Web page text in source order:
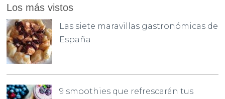
Los más vistos
Las siete maravillas gastronómicas de
España
9 smoothies que refrescarán tus